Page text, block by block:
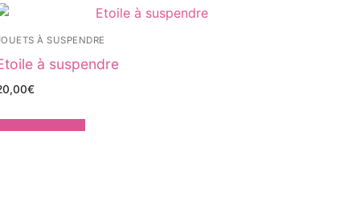
À SUSPENDRE
à suspendre
€